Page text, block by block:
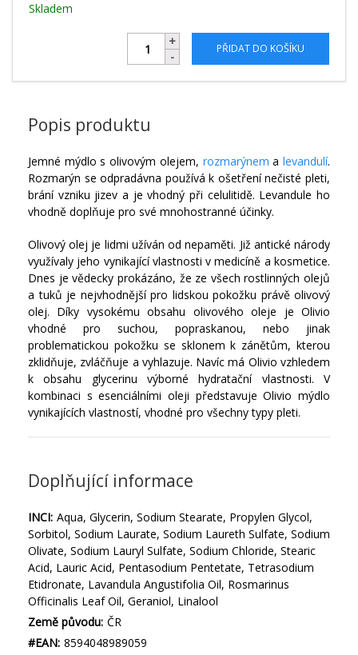
Skladem
PŘIDAT DO KOŠÍKU
Popis produktu
Jemné mýdlo s olivovým olejem, rozmarýnemalevandulí.
Rozmarýn se odpradávna používá k ošetření nečisté pleti,
brání vzniku jizev a je vhodný při celulitidě. Levandule ho
vhodně doplňuje pro své mnohostranné účinky.
Olivový olej je lidmi užíván od nepaměti. Již antické národy
využívaly jeho vynikající vlastnosti v medicíně a kosmetice.
Dnes je vědecky prokázáno, že ze všech rostlinných olejů
a tuků je nejvhodnější pro lidskou pokožku právě olivový
olej. Díky vysokému obsahu olivového oleje je Olivio
vhodné pro suchou, popraskanou, nebo jinak
problematickou pokožku se sklonem k zánětům, kterou
zklidňuje, zvláčňuje a vyhlazuje. Navíc má Olivio vzhledem
k obsahu glycerinu výborné hydratační vlastnosti. V
kombinaci s esenciálními oleji představuje Olivio mýdlo
vynikajících vlastností, vhodné pro všechny typy pleti.
Doplňující informace
INCI: Aqua, Glycerin, Sodium Stearate, Propylen Glycol,
Sorbitol, Sodium Laurate, Sodium Laureth Sulfate, Sodium
Olivate, Sodium Lauryl Sulfate, Sodium Chloride, Stearic
Acid, Lauric Acid, Pentasodium Pentetate, Tetrasodium
Etidronate, Lavandula Angustifolia Oil, Rosmarinus
Officinalis Leaf Oil, Geraniol, Linalool
Země původu: ČR
#EAN: 8594048989059